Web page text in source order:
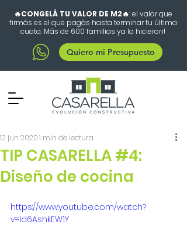
🔥CONGELÁ TU VALOR DE M2🔥: el valor que
firmás es el que pagás hasta terminar tu última
cuota. Más de 600 familias ya lo hicieron!
Quiero mi Presupuesto
TIP CASARELLA #4:
Diseño de cocina
12 jun 20201 min de lectura
https://www.youtube.com/watch?
v=Id6AshkEW1Y